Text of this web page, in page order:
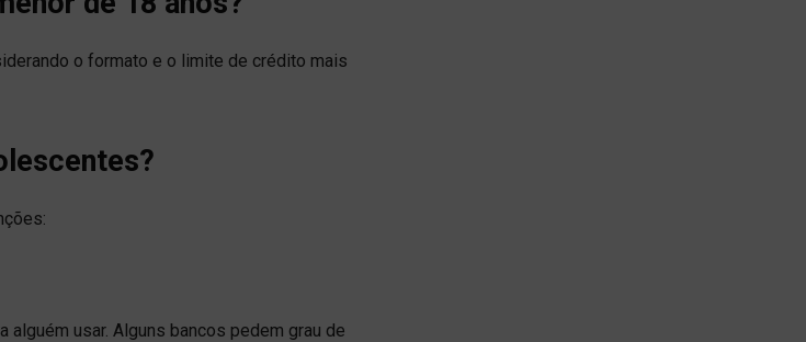
o formato e o limite de crédito mais
usar. Alguns bancos pedem grau de